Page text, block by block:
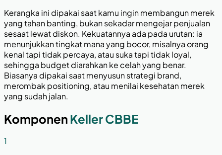
Kerangka ini dipakai saat kamu ingin membangun merek
yang tahan banting, bukan sekadar mengejar penjualan
sesaat lewat diskon. Kekuatannya ada pada urutan: ia
menunjukkan tingkat mana yang bocor, misalnya orang
kenal tapi tidak percaya, atau suka tapi tidak loyal,
sehingga budget diarahkan ke celah yang benar.
Biasanya dipakai saat menyusun strategi brand,
merombak positioning, atau menilai kesehatan merek
yang sudah jalan.
Komponen Keller CBBE
1